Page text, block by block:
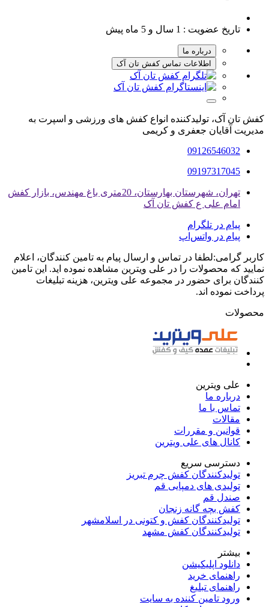
تاریخ عضویت : 1 سال و 5 ماه پیش
درباره ما
اطلاعات تماس کفش تان آک
کفش تان آک، تولیدکننده انواع کفش های ورزشی و اسپرت به
مدیریت آقایان جعفری و کریمی
09126546032
09197317045
تهران، شهرستان بهارستان، 20متری باغ مهندس، بازار کفش
امام علی ع کفش تان آک
پیام در تلگرام
پیام در واتس‌اپ
کاربر گرامی:لطفا در تماس و ارسال پیام به تامین کنندگان، اعلام
نمایید که محصولات را در علی ویترین مشاهده نموده اید. این تامین
کنندگان برای حضور در مجموعه علی ویترین، هزینه تبلیغات
پرداخت نموده اند.
محصولات
علی ویترین
درباره ما
تماس با ما
مقالات
قوانین و مقررات
کانال های علی ویترین
دسترسی سریع
تولیدکنندگان کفش چرم تبریز
تولیدی های دمپایی قم
صندل قم
کفش بچه گانه زنجان
تولیدکنندگان کفش و کتونی در اسلامشهر
تولیدکنندگان کفش مشهد
بیشتر
دانلود اپلیکیشن
راهنمای خرید
راهنمای تبلیغ
ورود تامین کننده به سایت